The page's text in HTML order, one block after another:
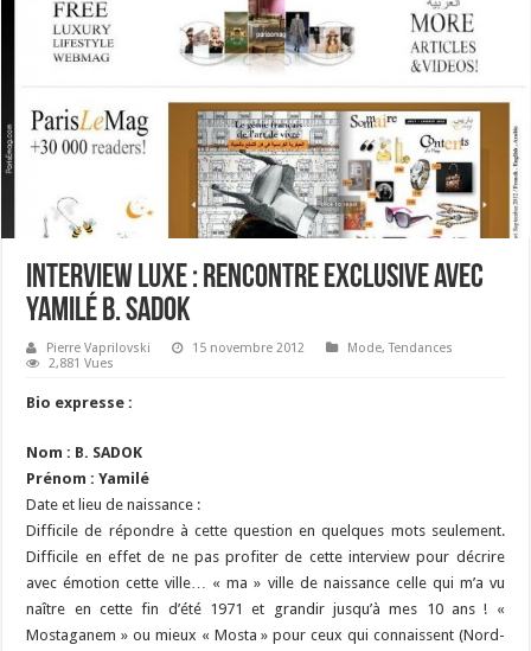
Interview Luxe : Rencontre Exclusive avec
Yamilé B. Sadok
Pierre Vaprilovski 15 novembre 2012 Mode,Tendances
2,881 Vues
Bio expresse :
Nom : B. SADOK
Prénom : Yamilé
Date et lieu de naissance :
Difficile de répondre à cette question en quelques mots seulement.
Difficile en effet de ne pas profiter de cette interview pour décrire
avec émotion cette ville… « ma » ville de naissance celle qui m’a vu
naître en cette fin d’été 1971 et grandir jusqu’à mes 10 ans ! «
Mostaganem » ou mieux « Mosta » pour ceux qui connaissent (Nord-